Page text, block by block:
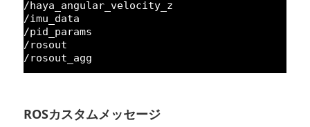
/haya_angular_velocity_z
/imu_data
/pid_params
/rosout
/rosout_agg
ROSカスタムメッセージ